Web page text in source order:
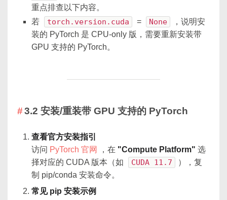
重点排查以下内容。
若
torch.version.cuda = None
，说明安
装的 PyTorch 是 CPU-only 版，需要重新安装带
GPU 支持的 PyTorch。
3.2 安装/重装带 GPU 支持的 PyTorch
查看官方安装指引
访问 PyTorch 官网 ，在 "Compute Platform" 选
择对应的 CUDA 版本（如
CUDA 11.7
），复
制 pip/conda 安装命令。
常见 pip 安装示例